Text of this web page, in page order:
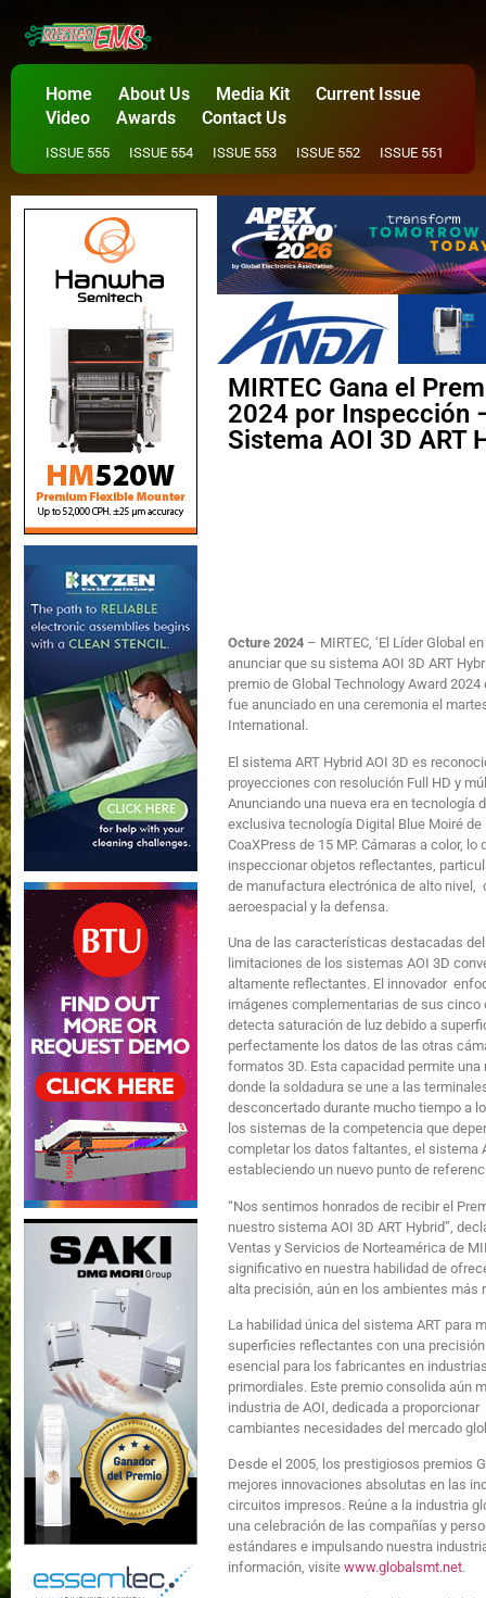
Home About Us Media Kit
Current Issue
Video
Awards Contact Us
ISSUE 555 ISSUE 554 ISSUE 553 ISSUE 552 ISSUE 551
MIRTEC Gana el
2024 por Inspección
Sistema AOI 3D ART
Octure 2024 – MIRTEC, ‘El Líder Global
anunciar que su sistema AOI 3D ART
premio de Global Technology Award
fue anunciado en una ceremonia el
International.
El sistema ART Hybrid AOI 3D es
proyecciones con resolución Full HD y
Anunciando una nueva era en tecnología
exclusiva tecnología Digital Blue Moiré
CoaXPress de 15 MP. Cámaras a color,
inspeccionar objetos reflectantes,
de manufactura electrónica de alto nivel,
aeroespacial y la defensa.
Una de las características destacadas
limitaciones de los sistemas AOI 3D
altamente reflectantes. El innovador
imágenes complementarias de sus cinco
detecta saturación de luz debido a
perfectamente los datos de las otras
formatos 3D. Esta capacidad permite
donde la soldadura se une a las
desconcertado durante mucho tiempo a
los sistemas de la competencia que
completar los datos faltantes, el sistema
estableciendo un nuevo punto de
“Nos sentimos honrados de recibir el
nuestro sistema AOI 3D ART Hybrid”,
Ventas y Servicios de Norteamérica de
significativo en nuestra habilidad de
alta precisión, aún en los ambientes más
La habilidad única del sistema ART para
superficies reflectantes con una
esencial para los fabricantes en
primordiales. Este premio consolida aún
industria de AOI, dedicada a
cambiantes necesidades del mercado
Desde el 2005, los prestigiosos premios
mejores innovaciones absolutas en las
circuitos impresos. Reúne a la industria
una celebración de las compañías y
estándares e impulsando nuestra
información, visite www.globalsmt.net.